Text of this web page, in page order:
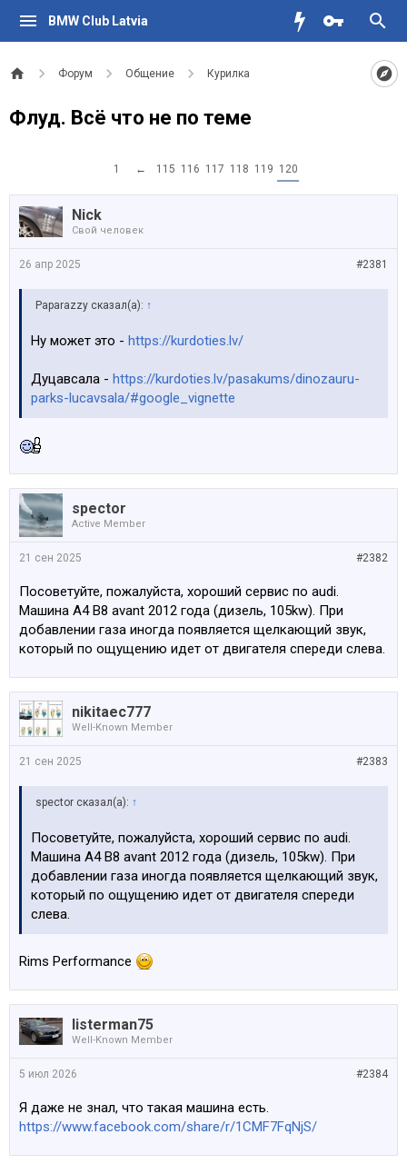
BMW Club Latvia
Форум Общение Курилка
Флуд. Всё что не по теме
1 ← 115 116 117 118 119 120
Nick
Свой человек
#2381
26 апр 2025
Paparazzy сказал(а): ↑
Ну может это - https://kurdoties.lv/
Дуцавсала - https://kurdoties.lv/pasakums/dinozauru-
parks-lucavsala/#google_vignette
spector
Active Member
#2382
21 сен 2025
Посоветуйте, пожалуйста, хороший сервис по audi.
Машина A4 B8 avant 2012 года (дизель, 105kw). При
добавлении газа иногда появляется щелкающий звук,
который по ощущению идет от двигателя спереди слева.
nikitaec777
Well-Known Member
#2383
21 сен 2025
spector сказал(а): ↑
Посоветуйте, пожалуйста, хороший сервис по audi.
Машина A4 B8 avant 2012 года (дизель, 105kw). При
добавлении газа иногда появляется щелкающий звук,
который по ощущению идет от двигателя спереди
слева.
Rims Performance
listerman75
Well-Known Member
#2384
5 июл 2026
Я даже не знал, что такая машина есть.
https://www.facebook.com/share/r/1CMF7FqNjS/